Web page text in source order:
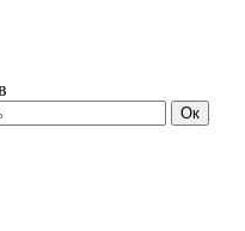
д. 16, стр. 1 Ок